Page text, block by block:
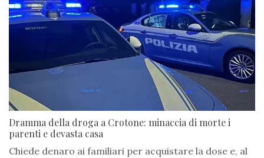
Dramma della droga a Crotone: minaccia di morte i
parenti e devasta casa
Chiede denaro ai familiari per acquistare la dose e, al